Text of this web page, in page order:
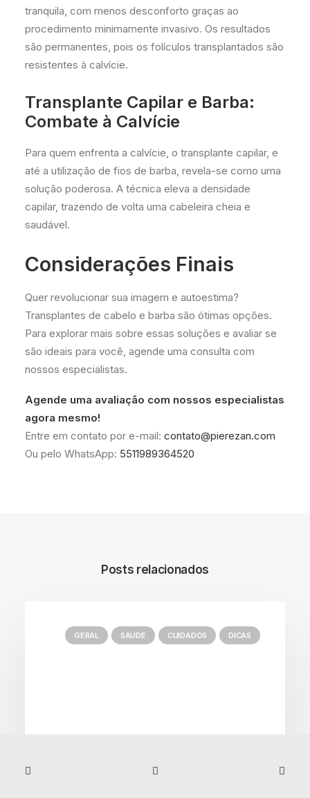
tranquila, com menos desconforto graças ao
procedimento minimamente invasivo. Os resultados
são permanentes, pois os folículos transplantados são
resistentes à calvície.
Transplante Capilar e Barba:
Combate à Calvície
Para quem enfrenta a calvície, o transplante capilar, e
até a utilização de fios de barba, revela-se como uma
solução poderosa. A técnica eleva a densidade
capilar, trazendo de volta uma cabeleira cheia e
saudável.
Considerações Finais
Quer revolucionar sua imagem e autoestima?
Transplantes de cabelo e barba são ótimas opções.
Para explorar mais sobre essas soluções e avaliar se
são ideais para você, agende uma consulta com
nossos especialistas.
Agende uma avaliação com nossos especialistas
agora mesmo!
Entre em contato por e-mail: contato@pierezan.com
Ou pelo WhatsApp: 5511989364520
Posts relacionados
GERAL SAÚDE CUIDADOS DICAS